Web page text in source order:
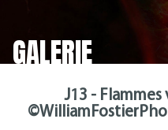
GALERIE
J13 - Flammes